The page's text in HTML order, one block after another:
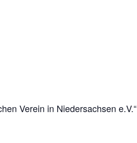
Verein in Niedersachsen e.V.“